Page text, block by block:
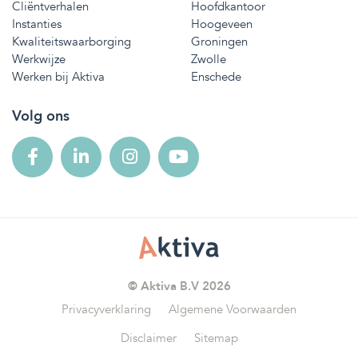
Cliëntverhalen
Instanties
Kwaliteitswaarborging
Werkwijze
Werken bij Aktiva
Hoofdkantoor
Hoogeveen
Groningen
Zwolle
Enschede
Volg ons
© Aktiva B.V 2026
Privacyverklaring
Algemene Voorwaarden
Disclaimer
Sitemap